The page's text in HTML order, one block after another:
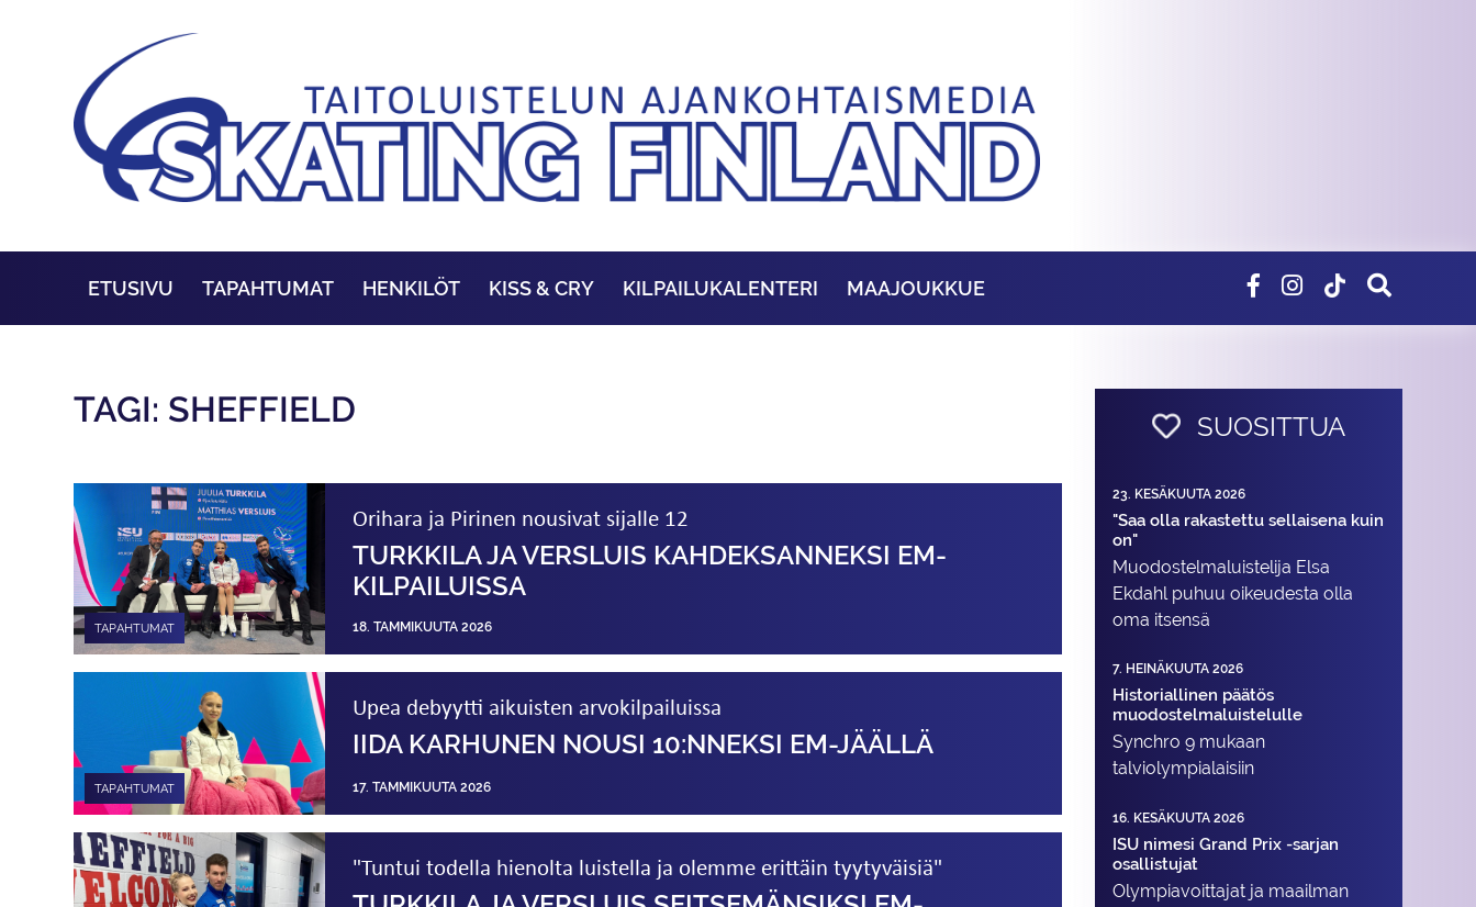
ETUSIVU TAPAHTUMAT HENKILÖT KISS & CRY KILPAILUKALENTERI MAAJOUKKUE
TAGI: SHEFFIELD
TAPAHTUMAT
Orihara ja Pirinen nousivat sijalle 12
TURKKILA JA VERSLUIS KAHDEKSANNEKSI EM-
KILPAILUISSA
18. TAMMIKUUTA 2026
TAPAHTUMAT
Upea debyytti aikuisten arvokilpailuissa
IIDA KARHUNEN NOUSI 10:NNEKSI EM-JÄÄLLÄ
17. TAMMIKUUTA 2026
"Tuntui todella hienolta luistella ja olemme erittäin tyytyväisiä"
SUOSITTUA
23. KESÄKUUTA 2026
"Saa olla rakastettu sellaisena kuin
on"
Muodostelma­luistelija Elsa
Ekdahl puhuu oikeudesta olla
oma itsensä
7. HEINÄKUUTA 2026
Historiallinen päätös
muodostelmaluistelulle
Synchro 9 mukaan
talviolympialaisiin
16. KESÄKUUTA 2026
ISU nimesi Grand Prix -sarjan
osallistujat
Olympiavoittajat ja maailman